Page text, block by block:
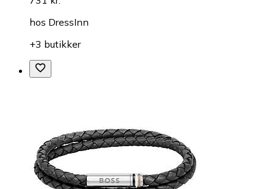
hos DressInn
+3 butikker